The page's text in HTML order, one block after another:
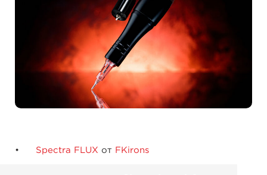
Spectra FLUX от FKirons